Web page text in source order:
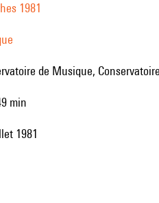
1981
de Musique,
min
1981